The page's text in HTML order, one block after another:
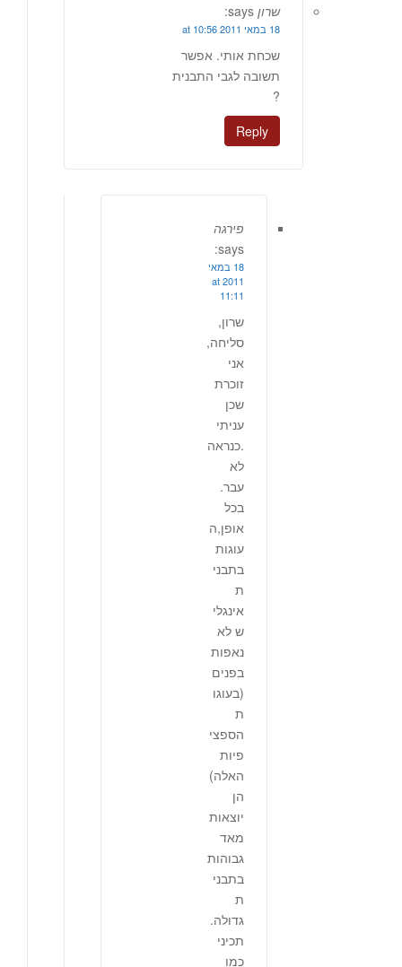
שרון says:
18 במאי 2011 at 10:56
שכחת אותי. אפשר
תשובה לגבי התבנית
?
Reply
פירגה
says:
18 במאי
2011 at
11:11
שרון,
סליחה,
אני
זוכרת
שכן
עניתי
.כנראה
לא
עבר.
בכל
אופן,ה
עוגות
בתבני
ת
אינגלי
ש לא
נאפות
בפנים
(בעוגו
ת
הספצי
פיות
האלה)
הן
יוצאות
מאד
גבוהות
בתבני
ת
גדולה.
תכיני
כמו